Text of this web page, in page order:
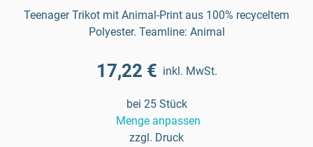
Teenager Trikot mit Animal-Print aus 100% recyceltem
Polyester. Teamline: Animal
17,22 € inkl. MwSt.
bei 25 Stück
Menge anpassen
zzgl. Druck